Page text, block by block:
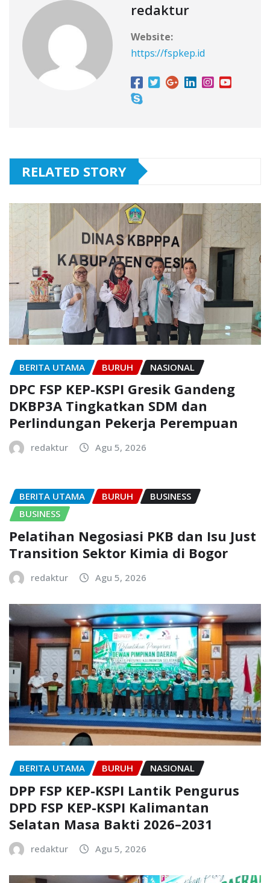
redaktur
Website:
https://fspkep.id
RELATED STORY
BERITA UTAMA BURUH NASIONAL
DPC FSP KEP-KSPI Gresik Gandeng
DKBP3A Tingkatkan SDM dan
Perlindungan Pekerja Perempuan
redaktur Agu 5, 2026
BERITA UTAMA BURUH
BUSINESS
BUSINESS
Pelatihan Negosiasi PKB dan Isu Just
Transition Sektor Kimia di Bogor
redaktur Agu 5, 2026
BERITA UTAMA BURUH NASIONAL
DPP FSP KEP-KSPI Lantik Pengurus
DPD FSP KEP-KSPI Kalimantan
Selatan Masa Bakti 2026–2031
redaktur Agu 5, 2026